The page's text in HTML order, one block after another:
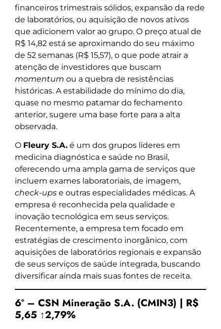
financeiros trimestrais sólidos, expansão da rede
de laboratórios, ou aquisição de novos ativos
que adicionem valor ao grupo. O preço atual de
R$ 14,82 está se aproximando do seu máximo
de 52 semanas (R$ 15,57), o que pode atrair a
atenção de investidores que buscam
momentum ou a quebra de resistências
históricas. A estabilidade do mínimo do dia,
quase no mesmo patamar do fechamento
anterior, sugere uma base forte para a alta
observada.
O Fleury S.A. é um dos grupos líderes em
medicina diagnóstica e saúde no Brasil,
oferecendo uma ampla gama de serviços que
incluem exames laboratoriais, de imagem,
check-ups e outras especialidades médicas. A
empresa é reconhecida pela qualidade e
inovação tecnológica em seus serviços.
Recentemente, a empresa tem focado em
estratégias de crescimento inorgânico, com
aquisições de laboratórios regionais e expansão
de seus serviços de saúde integrada, buscando
diversificar ainda mais suas fontes de receita.
6º – CSN Mineração S.A. (CMIN3) | R$
5,65 ↑2,79%